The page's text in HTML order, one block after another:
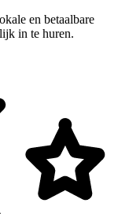
en betaalbare
in te huren.